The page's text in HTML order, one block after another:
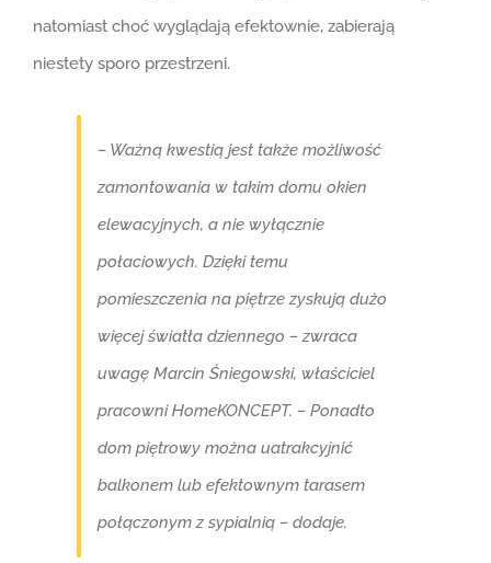
natomiast choć wyglądają efektownie, zabierają
niestety sporo przestrzeni.
– Ważną kwestią jest także możliwość
zamontowania w takim domu okien
elewacyjnych, a nie wyłącznie
połaciowych. Dzięki temu
pomieszczenia na piętrze zyskują dużo
więcej światła dziennego – zwraca
uwagę Marcin Śniegowski, właściciel
pracowni HomeKONCEPT. – Ponadto
dom piętrowy można uatrakcyjnić
balkonem lub efektownym tarasem
połączonym z sypialnią – dodaje.